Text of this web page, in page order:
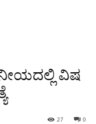
ವಿಷ
0
27